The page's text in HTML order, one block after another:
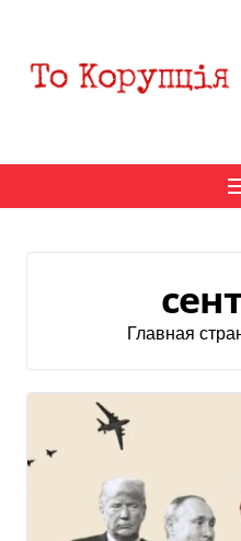
содержанию
Главная